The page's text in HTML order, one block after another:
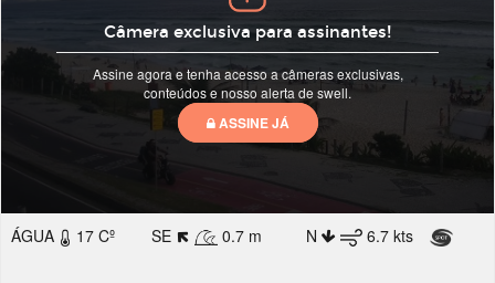
ÁGUA 17 Cº SE 0.7 m N 6.7 kts